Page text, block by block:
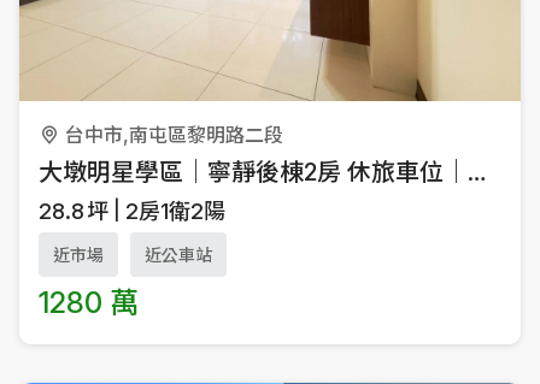
台中市,南屯區黎明路二段
大墩明星學區｜寧靜後棟2房 休旅車位｜震後宅
28.8坪 2房1衛2陽
近市場 近公車站
1280 萬